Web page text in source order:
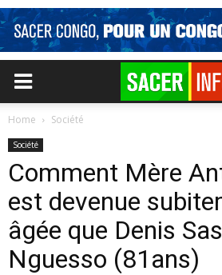
Home Société
Société
Comment Mère
est devenue
âgée que Denis
Nguesso (81ans)